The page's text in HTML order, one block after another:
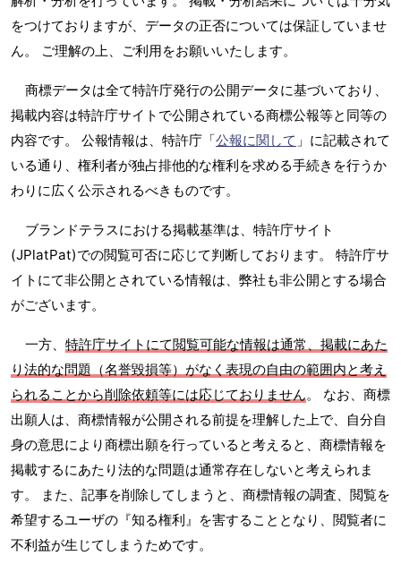
をつけておりますが、データの正否については保証していませ
ん。 ご理解の上、ご利用をお願いいたします。
商標データは全て特許庁発行の公開データに基づいており、
掲載内容は特許庁サイトで公開されている商標公報等と同等の
内容です。 公報情報は、特許庁「公報に関して 」に記載されて
いる通り、権利者が独占排他的な権利を求める手続きを行うか
わりに広く公示されるべきものです。
ブランドテラスにおける掲載基準は、特許庁サイト
(JPlatPat)での閲覧可否に応じて判断しております。 特許庁サ
イトにて非公開とされている情報は、弊社も非公開とする場合
がございます。
一方、 特許庁サイトにて閲覧可能な情報は通常、掲載にあた
り法的な問題（名誉毀損等）がなく表現の自由の範囲内と考え
られることから削除依頼等には応じておりません。 なお、商標
出願人は、商標情報が公開される前提を理解した上で、自分自
身の意思により商標出願を行っていると考えると、商標情報を
掲載するにあたり法的な問題は通常存在しないと考えられま
す。 また、記事を削除してしまうと、商標情報の調査、閲覧を
希望するユーザの『知る権利』を害することとなり、閲覧者に
不利益が生じてしまうためです。